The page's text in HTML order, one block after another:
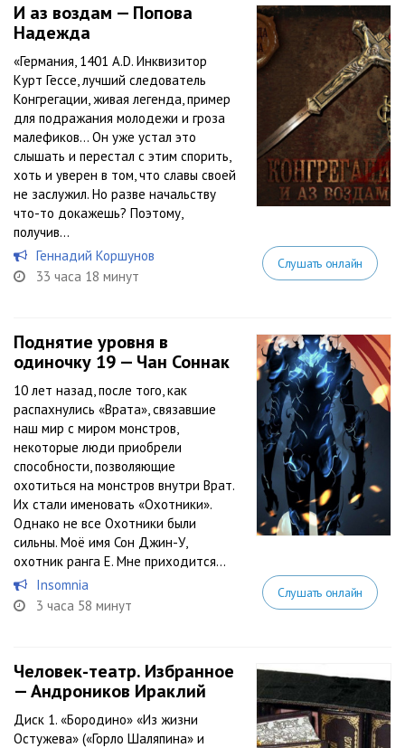
И аз воздам — Попова
Надежда
«Германия, 1401 А.D. Инквизитор
Курт Гессе, лучший следователь
Конгрегации, живая легенда, пример
для подражания молодежи и гроза
малефиков… Он уже устал это
слышать и перестал с этим спорить,
хоть и уверен в том, что славы своей
не заслужил. Но разве начальству
что-то докажешь? Поэтому,
получив...
Геннадий Коршунов
33 часа 18 минут
Слушать онлайн
Поднятие уровня в
одиночку 19 — Чан Соннак
10 лет назад, после того, как
распахнулись «Врата», связавшие
наш мир с миром монстров,
некоторые люди приобрели
способности, позволяющие
охотиться на монстров внутри Врат.
Их стали именовать «Охотники».
Однако не все Охотники были
сильны. Моё имя Сон Джин-У,
охотник ранга Е. Мне приходится...
Insomnia
3 часа 58 минут
Слушать онлайн
Человек-театр. Избранное
— Андроников Ираклий
Диск 1. «Бородино» «Из жизни
Остужева» («Горло Шаляпина» и